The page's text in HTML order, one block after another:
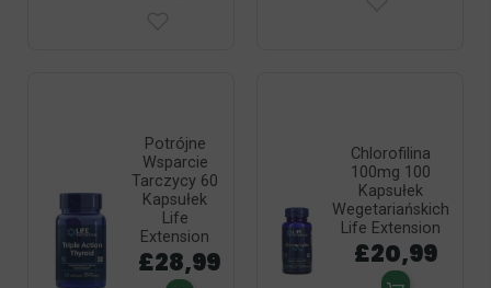
Potrójne
Wsparcie
Tarczycy 60
Kapsułek
Life
Extension
£28,99
Chlorofilina
100mg 100
Kapsułek
Wegetariańskich
Life Extension
£20,99